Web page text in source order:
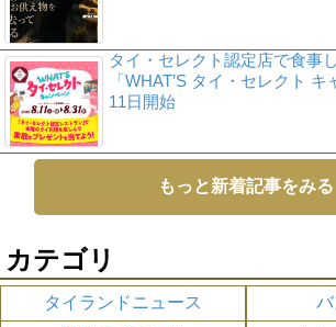
タイ・セレクト認定店で食事
「WHAT’S タイ・セレクト
11日開始
もっと新着記事をみる
カテゴリ
タイランドニュース